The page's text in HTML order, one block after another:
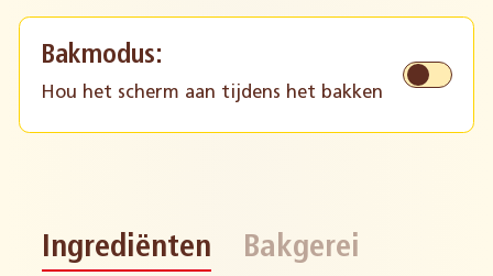
Bakmodus:
Hou het scherm aan tijdens het bakken
Ingrediënten Bakgerei